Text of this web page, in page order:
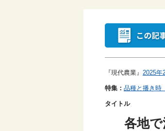
『現代農業』 2025年
特集： 品種と播き
タイトル
各地